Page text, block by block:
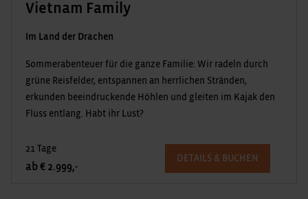
Vietnam Family
Im Land der Drachen
Sommerabenteuer für die ganze Familie: Wir radeln durch
grüne Reisfelder, entspannen an herrlichen Stränden,
erkunden beeindruckende Höhlen und gleiten im Kajak den
Fluss entlang. Habt ihr Lust?
21 Tage
ab € 2.999,-
DETAILS & BUCHEN